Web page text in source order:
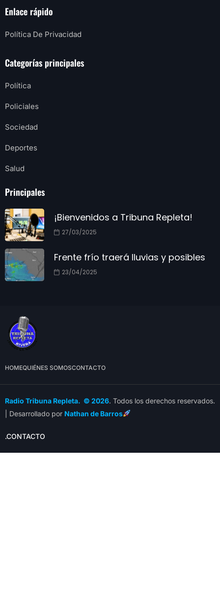
Enlace rápido
Política De Privacidad
Categorías principales
Política
Policiales
Sociedad
Deportes
Salud
Principales
¡Bienvenidos a Tribuna Repleta!
27/03/2025
Frente frío traerá lluvias y posibles
23/04/2025
HOMEQUIÉNES SOMOSCONTACTO
Radio Tribuna Repleta. © 2026. Todos los derechos reservados.
| Desarrollado por Nathan de Barros
.CONTACTO